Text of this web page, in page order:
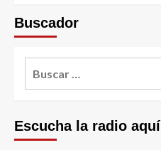
Buscador
Escucha la radio aquí